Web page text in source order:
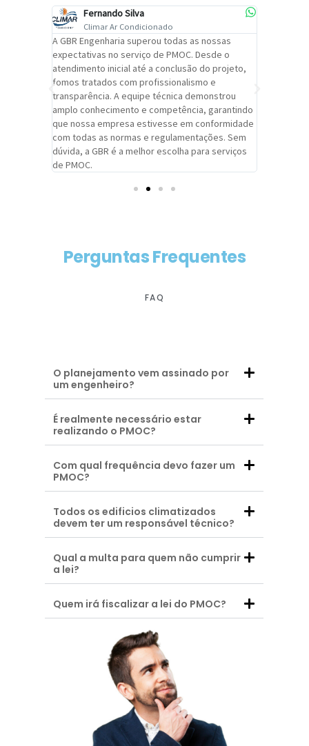
Fernando Silva
Climar Ar Condicionado
A GBR Engenharia superou todas as nossas
expectativas no serviço de PMOC. Desde o
atendimento inicial até a conclusão do projeto,
fomos tratados com profissionalismo e
transparência. A equipe técnica demonstrou
amplo conhecimento e competência, garantindo
que nossa empresa estivesse em conformidade
com todas as normas e regulamentações. Sem
dúvida, a GBR é a melhor escolha para serviços
de PMOC.
Perguntas Frequentes
FAQ
O planejamento vem assinado por
um engenheiro?
É realmente necessário estar
realizando o PMOC?
Com qual frequência devo fazer um
PMOC?
Todos os edificios climatizados
devem ter um responsável técnico?
Qual a multa para quem não cumprir
a lei?
Quem irá fiscalizar a lei do PMOC?